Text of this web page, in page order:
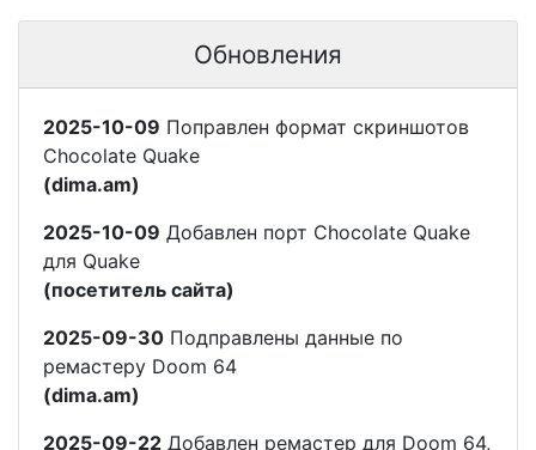
Обновления
2025-10-09 Поправлен формат скриншотов
Chocolate Quake
(dima.am)
2025-10-09 Добавлен порт Chocolate Quake
для Quake
(посетитель сайта)
2025-09-30 Подправлены данные по
ремастеру Doom 64
(dima.am)
2025-09-22 Добавлен ремастер для Doom 64,